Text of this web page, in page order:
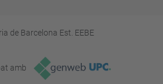
de Barcelona Est. EEBE
amb